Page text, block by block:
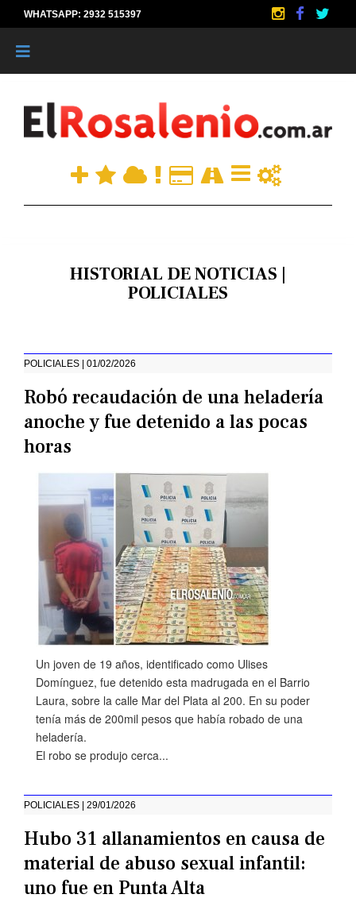
WHATSAPP: 2932 515397
HISTORIAL DE NOTICIAS |
POLICIALES
POLICIALES | 01/02/2026
Robó recaudación de una heladería
anoche y fue detenido a las pocas
horas
Un joven de 19 años, identificado como Ulises
Domínguez, fue detenido esta madrugada en el Barrio
Laura, sobre la calle Mar del Plata al 200. En su poder
tenía más de 200mil pesos que había robado de una
heladería.
El robo se produjo cerca...
POLICIALES | 29/01/2026
Hubo 31 allanamientos en causa de
material de abuso sexual infantil:
uno fue en Punta Alta